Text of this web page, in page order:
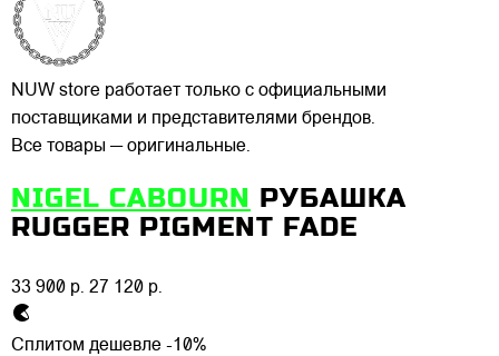
NUW store работает только с официальными
поставщиками и представителями брендов.
Все товары — оригинальные.
NIGEL CABOURN РУБАШКА
RUGGER PIGMENT FADE
33 900 р. 27 120 р.
Сплитом дешевле -10%